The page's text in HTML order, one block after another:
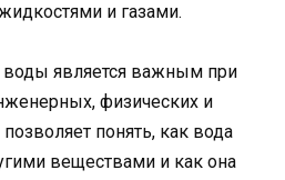
и газами.
воды является важным при
физических и
понять, как вода
веществами и как она